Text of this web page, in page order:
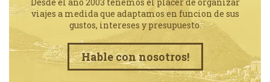
Desde el año 2003 tenemos el placer de organizar
viajes a medida que adaptamos en funcion de sus
gustos, intereses y presupuesto.
Hable con nosotros!